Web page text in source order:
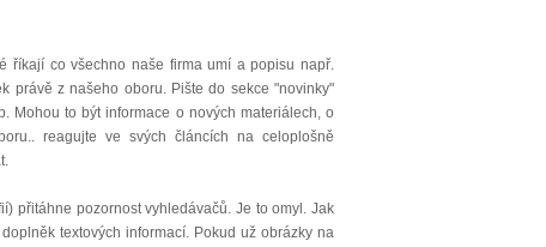
říkají co všechno naše firma umí a popisu např.
právě z našeho oboru. Pište do sekce "novinky"
Mohou to být informace o nových materiálech, o
reagujte ve svých článcích na celoplošně
přitáhne pozornost vyhledávačů. Je to omyl. Jak
textových informací. Pokud už obrázky na